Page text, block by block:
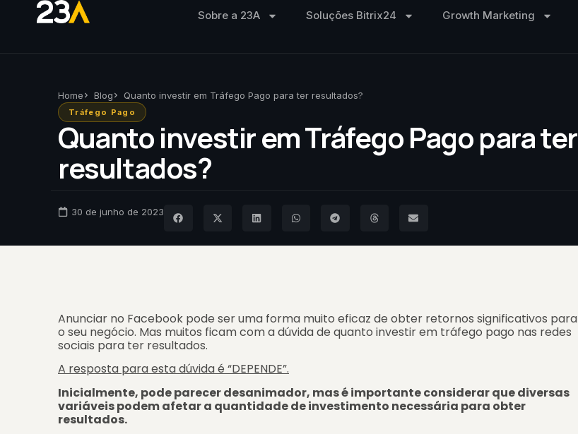
Sobre a 23A Soluções Bitrix24 Growth Marketing
Home Blog Quanto investir em Tráfego Pago para ter resultados?
Tráfego Pago
Quanto investir em Tráfego Pago para ter
resultados?
30 de junho de 2023
Anunciar no Facebook pode ser uma forma muito eficaz de obter retornos significativos para
o seu negócio. Mas muitos ficam com a dúvida de quanto investir em tráfego pago nas redes
sociais para ter resultados.
A resposta para esta dúvida é “DEPENDE”.
Inicialmente, pode parecer desanimador, mas é importante considerar que diversas
variáveis podem afetar a quantidade de investimento necessária para obter
resultados.